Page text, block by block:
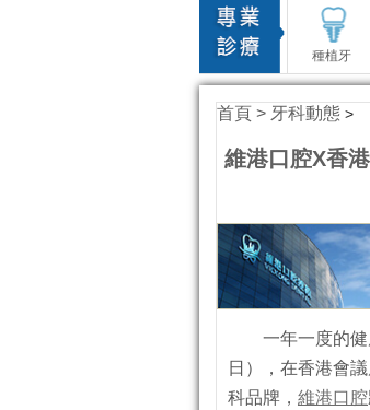
種植牙
首頁 > 牙科動態 >
維港口腔X香
一年一度的
日），在香港會
科品牌， 維港口腔